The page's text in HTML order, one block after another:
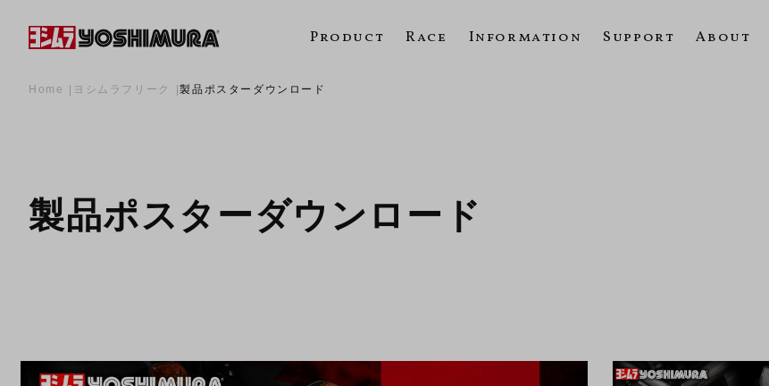
Product Race Information Support About
Home ヨシムラフリーク 製品ポスターダウンロード
製品ポスターダウンロード